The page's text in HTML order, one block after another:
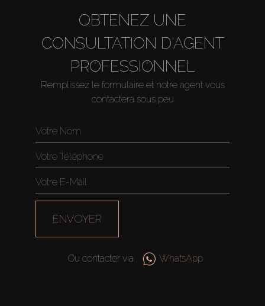
OBTENEZ UNE
CONSULTATION D'AGENT
PROFESSIONNEL
Remplissez le formulaire et notre agent vous
contactera sous peu
ENVOYER
Ou contacter via WhatsApp